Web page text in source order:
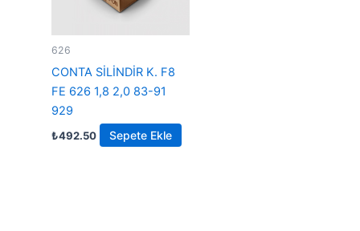
626
CONTA SİLİNDİR K. F8
FE 626 1,8 2,0 83-91
929
₺492.50 Sepete Ekle